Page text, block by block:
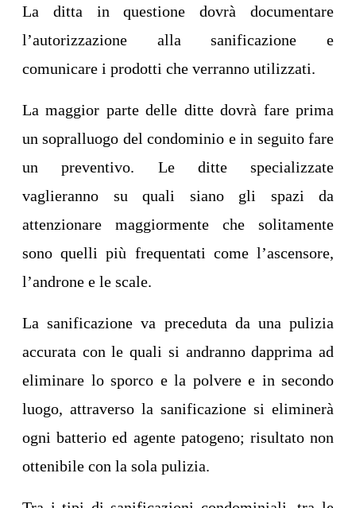
La ditta in questione dovrà documentare
l’autorizzazione alla sanificazione e
comunicare i prodotti che verranno utilizzati.
La maggior parte delle ditte dovrà fare prima
un sopralluogo del condominio e in seguito fare
un preventivo. Le ditte specializzate
vaglieranno su quali siano gli spazi da
attenzionare maggiormente che solitamente
sono quelli più frequentati come l’ascensore,
l’androne e le scale.
La sanificazione va preceduta da una pulizia
accurata con le quali si andranno dapprima ad
eliminare lo sporco e la polvere e in secondo
luogo, attraverso la sanificazione si eliminerà
ogni batterio ed agente patogeno; risultato non
ottenibile con la sola pulizia.